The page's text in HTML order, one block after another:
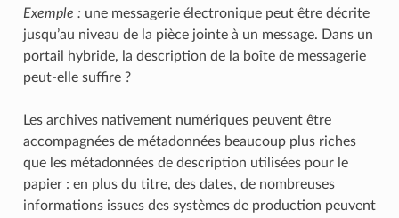
Exemple : une messagerie électronique peut être décrite
jusqu’au niveau de la pièce jointe à un message. Dans un
portail hybride, la description de la boîte de messagerie
peut-elle suffire ?
Les archives nativement numériques peuvent être
accompagnées de métadonnées beaucoup plus riches
que les métadonnées de description utilisées pour le
papier : en plus du titre, des dates, de nombreuses
informations issues des systèmes de production peuvent